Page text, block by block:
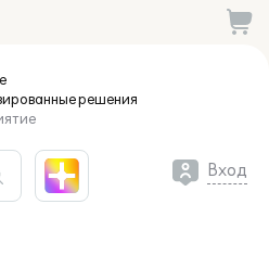
решения
Вход